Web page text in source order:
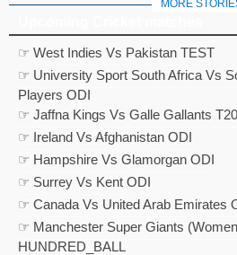
MORE
☞ West Indies Vs Pakistan TEST
☞ University Sport South Africa Vs
Players ODI
☞ Jaffna Kings Vs Galle Gallants T20
☞ Ireland Vs Afghanistan ODI
☞ Hampshire Vs Glamorgan ODI
☞ Surrey Vs Kent ODI
☞ Canada Vs United Arab Emirates
☞ Manchester Super Giants
HUNDRED_BALL